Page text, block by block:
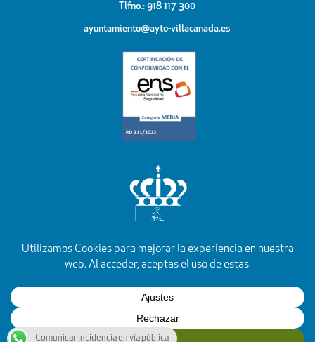
Tlfno.: 918 117 300
ayuntamiento@ayto-villacanada.es
YouTubeFacebookInstagram
Comunicar incidencia en vía pública